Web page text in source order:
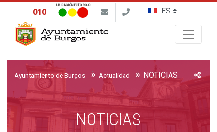
010
UBICACIÓN FOTO ROJO
Ayuntamiento de Burgos Actualidad NOTICIAS
NOTICIAS